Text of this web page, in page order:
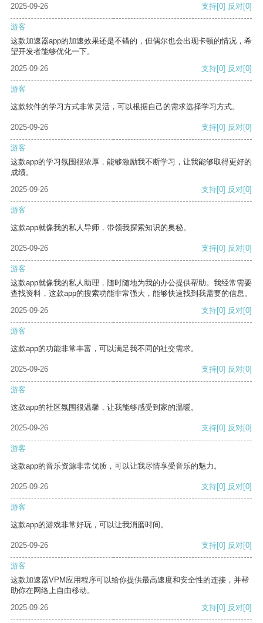
2025-09-26 支持[0] 反对[0]
游客
这款加速器app的加速效果还是不错的，但偶尔也会出现卡顿的情况，希
望开发者能够优化一下。
2025-09-26
支持[0] 反对[0]
游客
这款软件的学习方式非常灵活，可以根据自己的需求选择学习方式。
2025-09-26 支持[0] 反对[0]
游客
这款app的学习氛围很浓厚，能够激励我不断学习，让我能够取得更好的
成绩。
2025-09-26
支持[0] 反对[0]
游客
这款app就像我的私人导师，带领我探索知识的奥秘。
2025-09-26 支持[0] 反对[0]
游客
这款app就像我的私人助理，随时随地为我的办公提供帮助。我经常需要
查找资料，这款app的搜索功能非常强大，能够快速找到我需要的信息。
2025-09-26
支持[0] 反对[0]
游客
这款app的功能非常丰富，可以满足我不同的社交需求。
2025-09-26 支持[0] 反对[0]
游客
这款app的社区氛围很温馨，让我能够感受到家的温暖。
2025-09-26 支持[0] 反对[0]
游客
这款app的音乐资源非常优质，可以让我尽情享受音乐的魅力。
2025-09-26 支持[0] 反对[0]
游客
这款app的游戏非常好玩，可以让我消磨时间。
2025-09-26 支持[0] 反对[0]
游客
这款加速器VPM应用程序可以给你提供最高速度和安全性的连接，并帮
助你在网络上自由移动。
2025-09-26
支持[0] 反对[0]